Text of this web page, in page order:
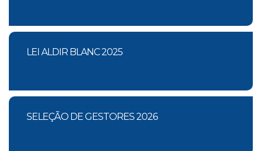
LEI ALDIR BLANC 2025
SELEÇÃO DE GESTORES 2026